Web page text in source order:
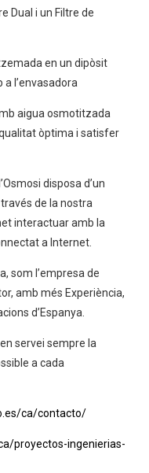
Dual i un Filtre de
en un dipòsit
l’envasadora
aigua osmotitzada
òptima i satisfer
disposa d’un
de la nostra
interactuar amb la
a Internet.
som l’empresa de
amb més Experiència,
d’Espanya.
servei sempre la
a cada
ca/contacto/
proyectos-ingenierias-